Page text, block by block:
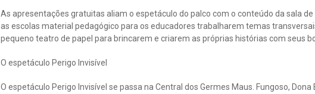
As apresentações gratuitas aliam o espetáculo do palco com o conteúdo da sala
as escolas material pedagógico para os educadores trabalharem temas
pequeno teatro de papel para brincarem e criarem as próprias histórias com seus
O espetáculo Perigo Invisível
O espetáculo Perigo Invisível se passa na Central dos Germes Maus. Fungoso,